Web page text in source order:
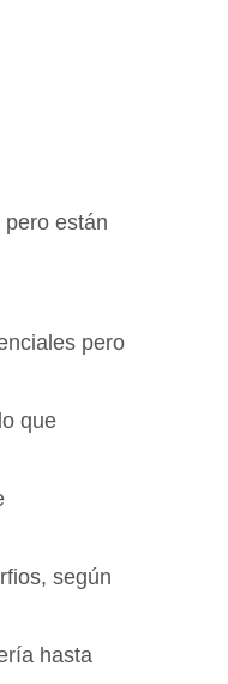
están
pero
que
según
hasta